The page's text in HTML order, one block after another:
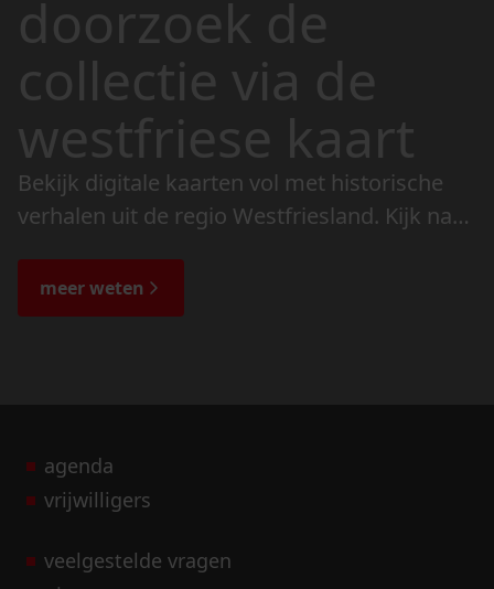
doorzoek de
collectie via de
westfriese kaart
Bekijk digitale kaarten vol met historische
verhalen uit de regio Westfriesland. Kijk naar
de bijzondere verhalen.
meer weten
agenda
vrijwilligers
veelgestelde vragen